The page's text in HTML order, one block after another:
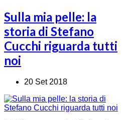
Sulla mia pelle: la
storia di Stefano
Cucchi riguarda tutti
noi
20 Set 2018